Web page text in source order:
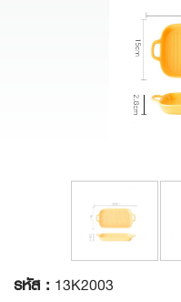
รหัส : 13K2003